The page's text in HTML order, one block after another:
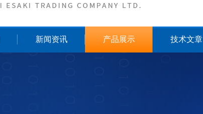
新闻资讯 产品展示 技术文章